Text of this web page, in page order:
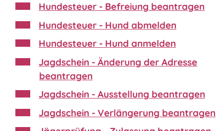
Hundesteuer - Befreiung beantragen
Hundesteuer - Hund abmelden
Hundesteuer - Hund anmelden
Jagdschein - Änderung der Adresse
beantragen
Jagdschein - Ausstellung beantragen
Jagdschein - Verlängerung beantragen